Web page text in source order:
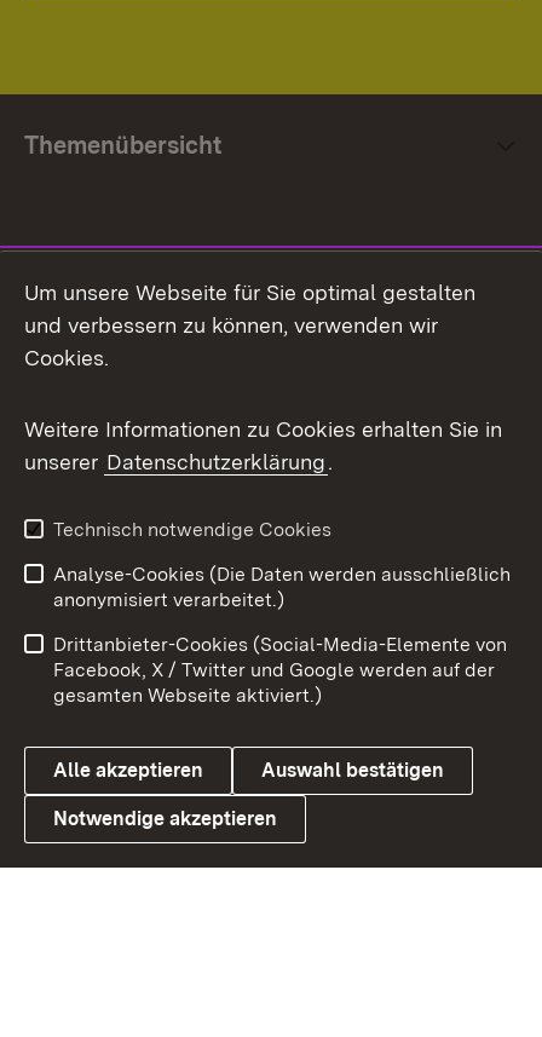
Themenübersicht
Facebook
X / Twitter
Youtube
Link zum Landesportal
Impressum
Kontakt
Barrierefreiheit
Datenschutz
Cookies
Um unsere Webseite für Sie optimal gestalten
und verbessern zu können, verwenden wir
Cookies.
Weitere Informationen zu Cookies erhalten Sie in
unserer Datenschutzerklärung.
Technisch notwendige Cookies
Analyse-Cookies (Die Daten werden ausschließlich
anonymisiert verarbeitet.)
Drittanbieter-Cookies (Social-Media-Elemente von
Facebook, X / Twitter und Google werden auf der
gesamten Webseite aktiviert.)
Alle akzeptieren Auswahl bestätigen
Notwendige akzeptieren